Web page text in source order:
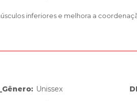
inferiores e melhora a
_Gênero: Unissex